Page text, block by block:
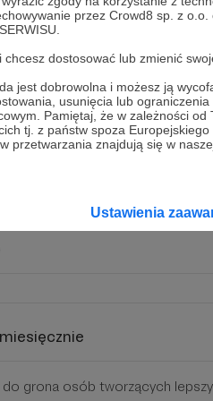
przez Crowd8 sp. z
chcesz dostosować lub zmienić
jest dobrowolna i możesz ją
usunięcia lub
Pamiętaj, że w zależności
tj. z państw spoza
przetwarzania znajdują się w
Ustawienia
do grona osób tworzących
to dzienna dawka paszy
piękne podarować komuś
miesięcznie
do grona osób tworzących